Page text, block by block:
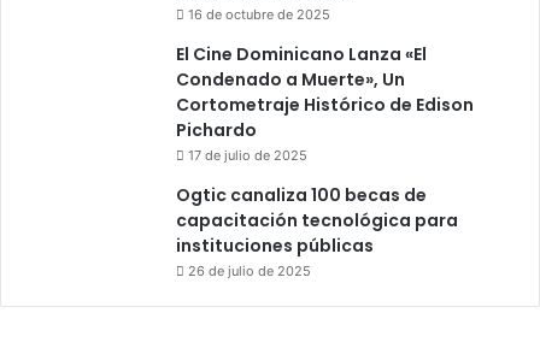
16 de octubre de 2025
El Cine Dominicano Lanza «El
Condenado a Muerte», Un
Cortometraje Histórico de Edison
Pichardo
17 de julio de 2025
Ogtic canaliza 100 becas de
capacitación tecnológica para
instituciones públicas
26 de julio de 2025